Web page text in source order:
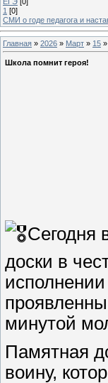
1 [0]
СМИ о годе педагога и
Главная » 2026 » Март » 15
Школа помнит героя!
Сегодня
доски в
минутой
Памятная
воину,